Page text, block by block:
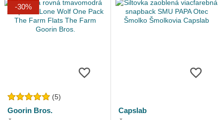
-30%
(5)
Goorin Bros.
Capslab